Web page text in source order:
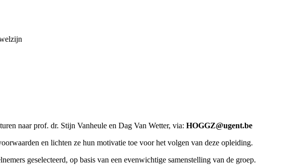
naar prof. dr. Stijn Vanheule en Dag Van Wetter, via: HOGGZ@ugent.be
en lichten ze hun motivatie toe voor het volgen van deze opleiding.
geselecteerd, op basis van een evenwichtige samenstelling van de groep.